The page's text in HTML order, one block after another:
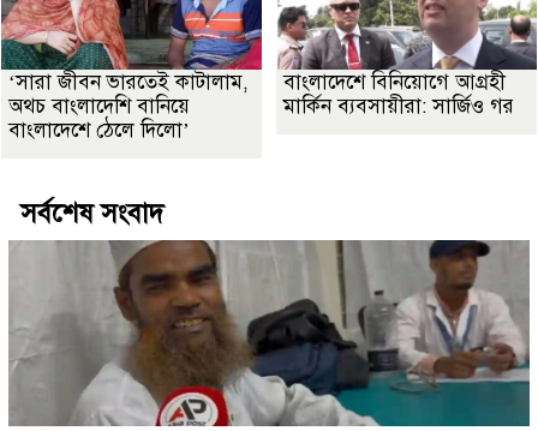
‘সারা জীবন ভারতেই কাটালাম,
অথচ বাংলাদেশি বানিয়ে
বাংলাদেশে ঠেলে দিলো’
বাংলাদেশে বিনিয়োগে আগ্রহী
মার্কিন ব্যবসায়ীরা: সার্জিও গর
সর্বশেষ সংবাদ